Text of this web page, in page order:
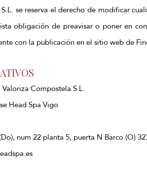
se reserva el derecho de modificar
obligación de preavisar o poner en
con la publicación en el sitio web de
Compostela S.L.
Head Spa Vigo
num 22 planta 5, puerta N Barco (O)